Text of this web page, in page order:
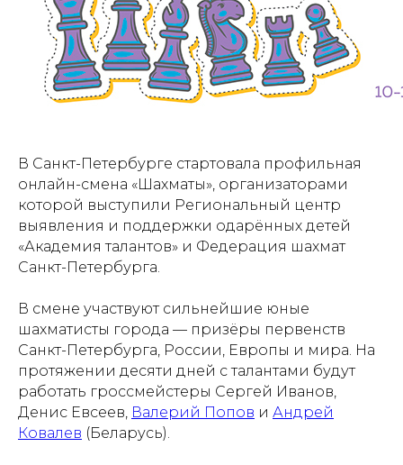
В Санкт-Петербурге стартовала профильная
онлайн-смена «Шахматы», организаторами
которой выступили Региональный центр
выявления и поддержки одарённых детей
«Академия талантов» и Федерация шахмат
Санкт-Петербурга.
В смене участвуют сильнейшие юные
шахматисты города — призёры первенств
Санкт-Петербурга, России, Европы и мира. На
протяжении десяти дней с талантами будут
работать гроссмейстеры Сергей Иванов,
Денис Евсеев, Валерий Попов и Андрей
Ковалев (Беларусь).